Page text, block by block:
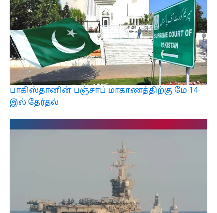
பாகிஸ்தானின் பஞ்சாப் மாகாணத்திற்கு மே 14-
இல் தேர்தல்